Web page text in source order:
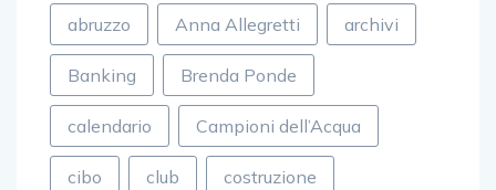
abruzzo Anna Allegretti archivi
Banking Brenda Ponde
calendario Campioni dell’Acqua
cibo club costruzione